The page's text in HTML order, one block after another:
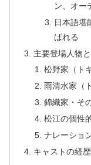
ン、オー
日本語堪
ばれる
主要登場人物
松野家（ト
雨清水家（
錦織家・そ
松江の個性
ナレーショ
キャストの経